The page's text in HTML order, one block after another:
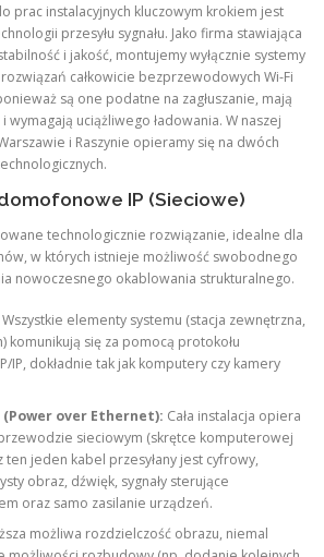
prac instalacyjnych kluczowym krokiem jest
przesyłu sygnału. Jako firma stawiająca
i jakość, montujemy wyłącznie systemy
całkowicie bezprzewodowych Wi-Fi
są one podatne na zagłuszanie, mają
wymagają uciążliwego ładowania. W naszej
i Raszynie opieramy się na dwóch
IP (Sieciowe)
technologicznie rozwiązanie, idealne dla
w których istnieje możliwość swobodnego
nowoczesnego okablowania strukturalnego.
Wszystkie elementy systemu (stacja zewnętrzna,
komunikują się za pomocą protokołu
IP, dokładnie tak jak komputery czy kamery
(Power over Ethernet): Cała instalacja opiera
sieciowym (skrętce komputerowej
ten jeden kabel przesyłany jest cyfrowy,
obraz, dźwięk, sygnały sterujące
oraz samo zasilanie urządzeń.
możliwa rozdzielczość obrazu, niemal